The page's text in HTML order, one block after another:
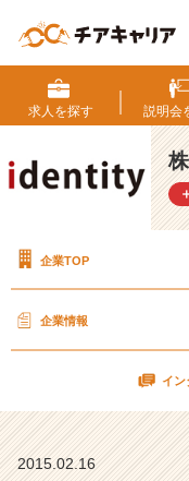
求人を探す 説明会
企業TOP
企業情報
イン
2015.02.16